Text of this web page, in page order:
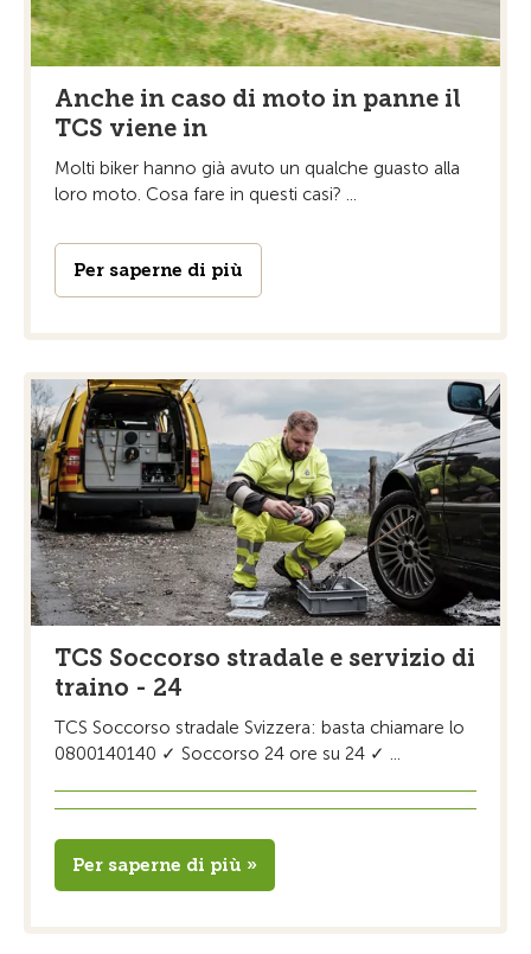
Anche in caso di moto in panne il
TCS viene in
Molti biker hanno già avuto un qualche guasto alla
loro moto. Cosa fare in questi casi? ...
Per saperne di più
TCS Soccorso stradale e servizio di
traino - 24
TCS Soccorso stradale Svizzera: basta chiamare lo
0800140140 ✓ Soccorso 24 ore su 24 ✓ ...
Per saperne di più »